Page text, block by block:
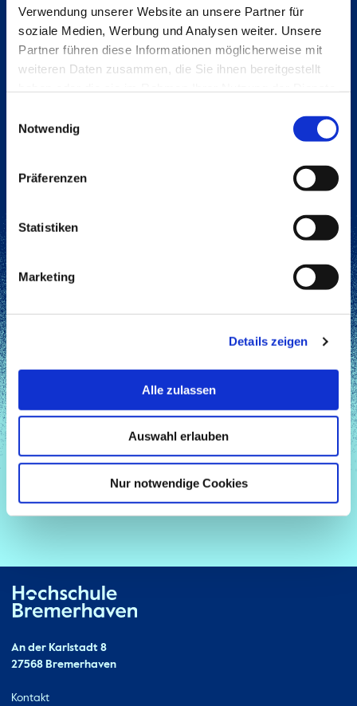
Verwendung unserer Website an unsere Partner für
soziale Medien, Werbung und Analysen weiter. Unsere
Partner führen diese Informationen möglicherweise mit
weiteren Daten zusammen, die Sie ihnen bereitgestellt
Notwendig
Präferenzen
Statistiken
Marketing
Details zeigen
Alle zulassen
Auswahl erlauben
Nur notwendige Cookies
404-Fehler
Entschuldigungdiese
Seite konnte nicht
gefunden werden.
Kontakt
An der Karlstadt 8
27568 Bremerhaven
Ressourcen
Kontakt